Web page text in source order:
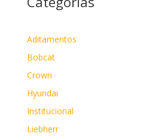
Aditamentos
Bobcat
Crown
Hyundai
Institucional
Liebherr